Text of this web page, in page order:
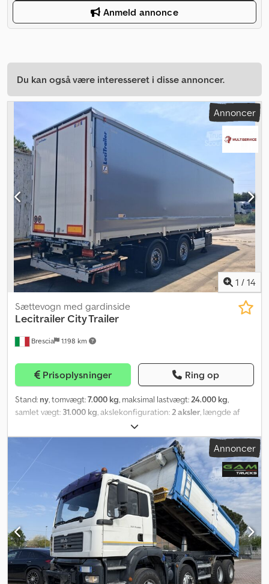
Anmeld annonce
Du kan også være interesseret i disse annoncer.
Annoncer
1 / 14
Brescia 1.198 km
Sættevogn med gardinside
LecitrailerCity Trailer
Prisoplysninger Ring op
Stand: ny, tomvægt:7.000 kg, maksimal lastvægt:24.000 kg,
samlet vægt: 31.000 kg, akslekonfiguration:2 aksler, længde af
, læsningsbredde:
2.700 mm, affjedring:luft, dækstørrelse:385/55 R 22,5, dækkets
tilstand:
bagklap med lift, NY, Saf-
skivebremser, 1. aksel løftbar, 2. aksel styrbar Tridec,
reservehjulsholder, værktøjskasse, søkroge, slidindikatorsæt til
bremseklodser, presenningsopbygning med sidelemme,
hydraulisk løft/sænk, overdækning/afdækning, døre,
sideskydende presenningsgardiner, bageste arbejdslygte,
indtrækkelig baglift 2000 kg fra Dhollandia, variabel indvendig
presenningshøjde fra 2.700 mm til 2.900 mm, fås også i fransk
version. Codjyk Atmjpfx Acaorf
Annoncer